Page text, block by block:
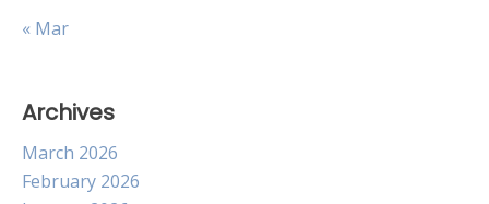
« Mar
Archives
March 2026
February 2026